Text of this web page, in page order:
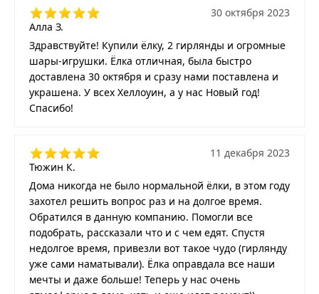
Алла З.
30 октября 2023
Здравствуйте! Купили ёлку, 2 гирлянды и огромные
шары-игрушки. Ёлка отличная, была быстро
доставлена 30 октября и сразу нами поставлена и
украшена. У всех Хеллоуин, а у нас Новый год!
Спасибо!
Тюжин К.
11 декабря 2023
Дома никогда не было нормальной ёлки, в этом году
захотел решить вопрос раз и на долгое время.
Обратился в данную компанию. Помогли все
подобрать, рассказали что и с чем едят. Спустя
недолгое время, привезли вот такое чудо (гирлянду
уже сами наматывали). Ёлка оправдала все наши
мечты и даже больше! Теперь у нас очень